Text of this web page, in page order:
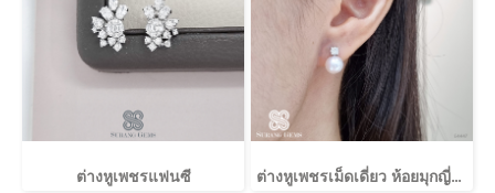
ต่างหูเพชรแฟนซี ต่างหูเพชรเม็ดเดี่ยว ห้อยมุกญี่ปุ่น